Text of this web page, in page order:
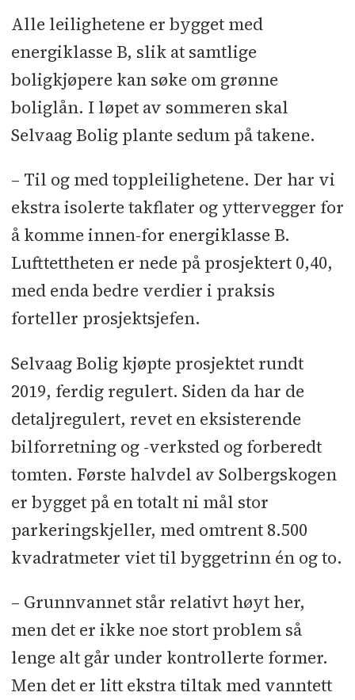
Alle leilighetene er bygget med
energiklasse B, slik at samtlige
boligkjøpere kan søke om grønne
boliglån. I løpet av sommeren skal
Selvaag Bolig plante sedum på takene.
– Til og med toppleilighetene. Der har vi
ekstra isolerte takflater og yttervegger for
å komme innen-for energiklasse B.
Lufttettheten er nede på prosjektert 0,40,
med enda bedre verdier i praksis
forteller prosjektsjefen.
Selvaag Bolig kjøpte prosjektet rundt
2019, ferdig regulert. Siden da har de
detaljregulert, revet en eksisterende
bilforretning og -verksted og forberedt
tomten. Første halvdel av Solbergskogen
er bygget på en totalt ni mål stor
parkeringskjeller, med omtrent 8.500
kvadratmeter viet til byggetrinn én og to.
– Grunnvannet står relativt høyt her,
men det er ikke noe stort problem så
lenge alt går under kontrollerte former.
Men det er litt ekstra tiltak med vanntett